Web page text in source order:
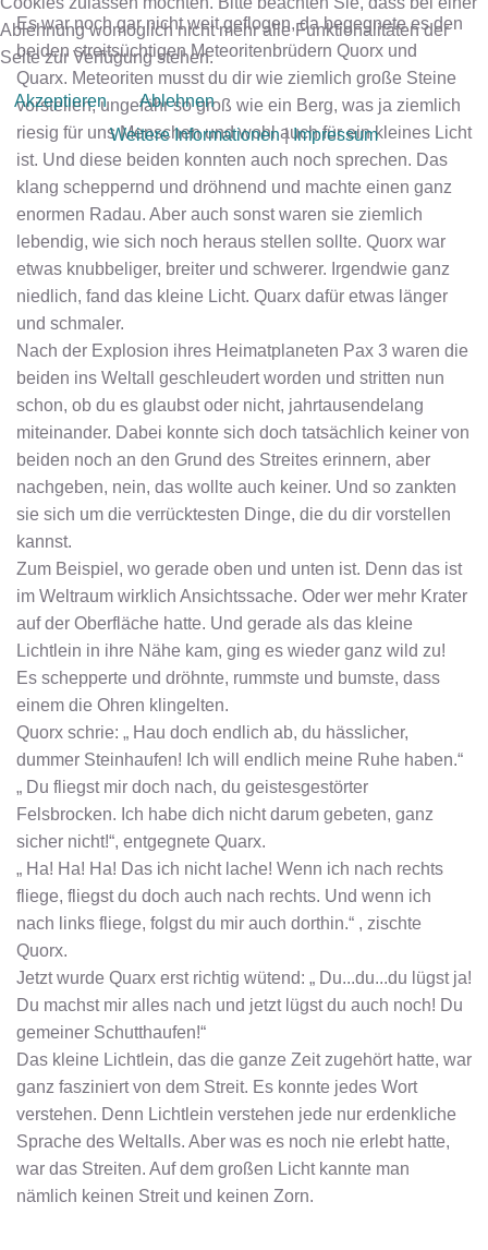
Es war noch gar nicht weit geflogen, da begegnete es den
beiden streitsüchtigen Meteoritenbrüdern Quorx und
Quarx. Meteoriten musst du dir wie ziemlich große Steine
vorstellen, ungefähr so groß wie ein Berg, was ja ziemlich
riesig für uns Menschen und wohl auch für ein kleines Licht
ist. Und diese beiden konnten auch noch sprechen. Das
klang scheppernd und dröhnend und machte einen ganz
enormen Radau. Aber auch sonst waren sie ziemlich
lebendig, wie sich noch heraus stellen sollte. Quorx war
etwas knubbeliger, breiter und schwerer. Irgendwie ganz
niedlich, fand das kleine Licht. Quarx dafür etwas länger
und schmaler.
Nach der Explosion ihres Heimatplaneten Pax 3 waren die
beiden ins Weltall geschleudert worden und stritten nun
schon, ob du es glaubst oder nicht, jahrtausendelang
miteinander. Dabei konnte sich doch tatsächlich keiner von
beiden noch an den Grund des Streites erinnern, aber
nachgeben, nein, das wollte auch keiner. Und so zankten
sie sich um die verrücktesten Dinge, die du dir vorstellen
kannst.
Zum Beispiel, wo gerade oben und unten ist. Denn das ist
im Weltraum wirklich Ansichtssache. Oder wer mehr Krater
auf der Oberfläche hatte. Und gerade als das kleine
Lichtlein in ihre Nähe kam, ging es wieder ganz wild zu!
Es schepperte und dröhnte, rummste und bumste, dass
einem die Ohren klingelten.
Quorx schrie: „ Hau doch endlich ab, du hässlicher,
dummer Steinhaufen! Ich will endlich meine Ruhe haben.“
„ Du fliegst mir doch nach, du geistesgestörter
Felsbrocken. Ich habe dich nicht darum gebeten, ganz
sicher nicht!“, entgegnete Quarx.
„ Ha! Ha! Ha! Das ich nicht lache! Wenn ich nach rechts
fliege, fliegst du doch auch nach rechts. Und wenn ich
nach links fliege, folgst du mir auch dorthin.“ , zischte
Quorx.
Jetzt wurde Quarx erst richtig wütend: „ Du...du...du lügst ja!
Du machst mir alles nach und jetzt lügst du auch noch! Du
gemeiner Schutthaufen!“
Das kleine Lichtlein, das die ganze Zeit zugehört hatte, war
ganz fasziniert von dem Streit. Es konnte jedes Wort
verstehen. Denn Lichtlein verstehen jede nur erdenkliche
Sprache des Weltalls. Aber was es noch nie erlebt hatte,
war das Streiten. Auf dem großen Licht kannte man
nämlich keinen Streit und keinen Zorn.
Ablehnung womöglich nicht mehr alle Funktionalitäten der
Seite zur Verfügung stehen.
Akzeptieren
Ablehnen
Weitere Informationen|Impressum